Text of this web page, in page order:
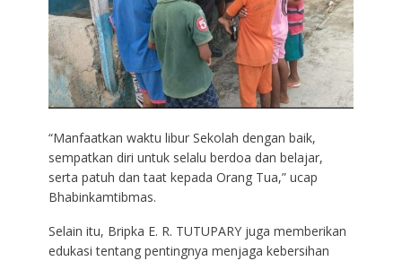
“Manfaatkan waktu libur Sekolah dengan baik,
sempatkan diri untuk selalu berdoa dan belajar,
serta patuh dan taat kepada Orang Tua,” ucap
Bhabinkamtibmas.
Selain itu, Bripka E. R. TUTUPARY juga memberikan
edukasi tentang pentingnya menjaga kebersihan